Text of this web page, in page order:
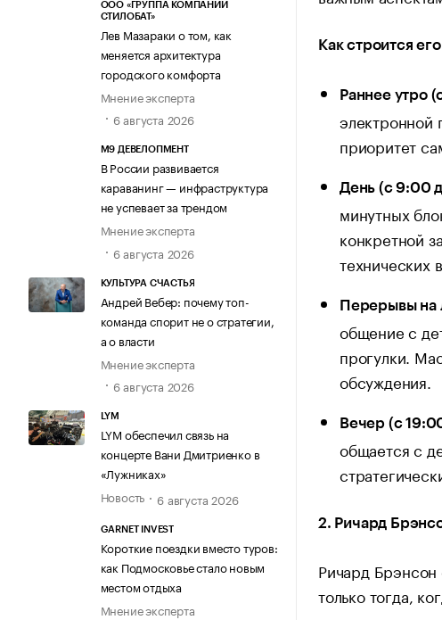
ООО «ГРУППА КОМПАНИЙ
СТИЛОБАТ»
Лев Мазараки о том, как
меняется архитектура
городского комфорта
Мнение эксперта
6 августа 2026
М9 ДЕВЕЛОПМЕНТ
В России развивается
караванинг — инфраструктура
не успевает за трендом
Мнение эксперта
6 августа 2026
КУЛЬТУРА СЧАСТЬЯ
Андрей Вебер: почему топ-
команда спорит не о стратегии,
а о власти
Мнение эксперта
6 августа 2026
LYM
LYM обеспечил связь на
концерте Вани Дмитриенко в
«Лужниках»
Новость
6 августа 2026
GARNET INVEST
Короткие поездки вместо туров:
как Подмосковье стало новым
местом отдыха
Мнение эксперта
Как строится
Раннее утро
электронной
приоритет
День (с 9:00
минутных
конкретной
технических
Перерывы на
общение с
прогулки.
обсуждения.
Вечер (с
общается с
2. Ричард
Ричард Брэнсон
только тогда,